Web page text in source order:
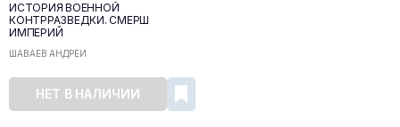
ИСТОРИЯ ВОЕННОЙ
КОНТРРАЗВЕДКИ. СМЕРШ
ИМПЕРИЙ
ШАВАЕВ АНДРЕЙ
НЕТ В НАЛИЧИИ